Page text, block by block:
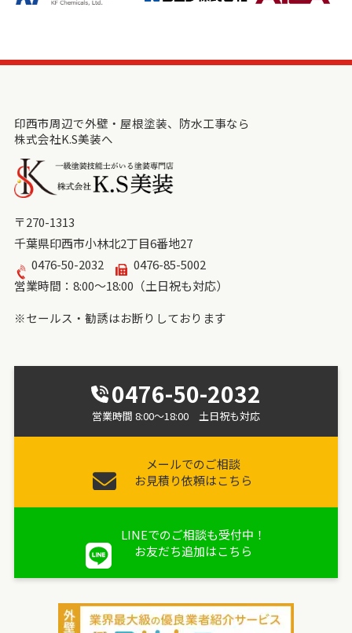
印西市周辺で外壁・屋根塗装、防水工事なら
株式会社K.S美装へ
〒270-1313
千葉県印西市小林北2丁目6番地27
0476-50-2032
0476-85-5002
営業時間：8:00～18:00（土日祝も対応）
※セールス・勧誘はお断りしております
0476-50-2032
営業時間 8:00～18:00 土日祝も対応
メールでのご相談
お見積り依頼はこちら
LINEでのご相談も受付中！
お友だち追加はこちら